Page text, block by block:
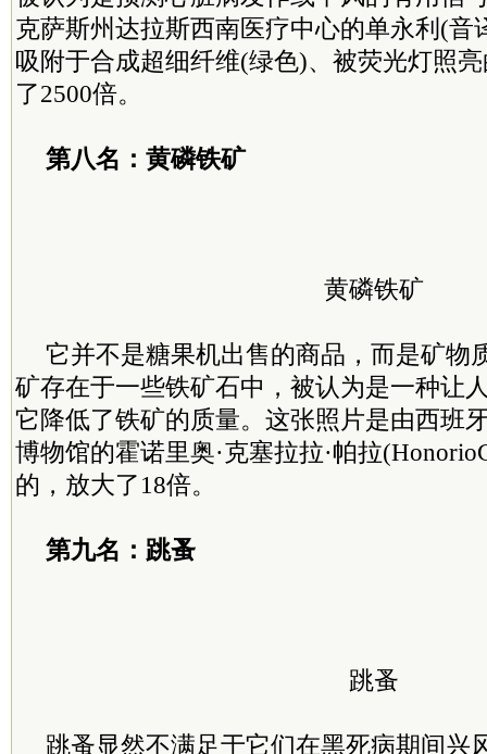
克萨斯州达拉斯西南医疗中心的单永利(音
吸附于合成超细纤维(绿色)、被荧光灯照
了2500倍。
第八名：黄磷铁矿
黄磷铁矿
它并不是糖果机出售的商品，而是矿物
矿存在于一些铁矿石中，被认为是一种让
它降低了铁矿的质量。这张照片是由西班
博物馆的霍诺里奥·克塞拉拉·帕拉
的，放大了18倍。
第九名：跳蚤
跳蚤
跳蚤显然不满足于它们在黑死病期间兴